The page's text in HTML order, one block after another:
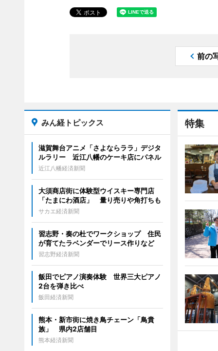
前の
特集
みん経トピックス
滋賀舞台アニメ「さよならララ」デジタ
ルラリー 近江八幡のケーキ店にパネル
近江八幡経済新聞
大須商店街に体験型ウイスキー専門店
「たまにわ酒店」 量り売りや角打ちも
サカエ経済新聞
習志野・奏の杜でワークショップ 住民
が育てたラベンダーでリース作りなど
習志野経済新聞
飯田でピアノ演奏体験 世界三大ピアノ
2台を弾き比べ
飯田経済新聞
熊本・新市街に焼き鳥チェーン「鳥貴
族」 県内2店舗目
熊本経済新聞